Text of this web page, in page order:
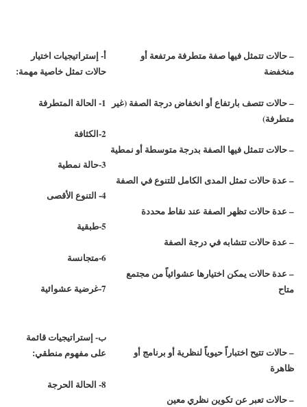
– حالات تتمثل فيها صفة متطرفة مرتفعة أو
منخفضة
– حالات تتصف بارتفاع أو انخفاض درجة الصفة (غير
متطرفة)
– حالات تتمثل فيها الصفة بدرجة متوسطة أو نمطية
– عدة حالات تمثل المدى الكامل للتنوع في الصفة
– عدة حالات تظهر الصفة عند نقاط محددة
– عدة حالات تتشابه في درجة الصفة
– عدة حالات يمكن اختيارها عشوائياً من مجتمع
متاح
أ- إستراتيجيات اختيار
حالات تمثل خاصية مهمة:
1- الحالة المتطرفة
2-الكثافة
3-حالة نمطية
4- التنوع الأقصى
5-طبقية
6-متجانسة
7-غرضية عشوائية
– حالات تتيح اختباراً حيوياً لنظرية أو برنامج أو
ظاهرة
– حالات تعبر عن تكوين نظري معين
ب- إستراتيجيات قائمة
على مفهوم منطقي:
8- الحالة الحرجة